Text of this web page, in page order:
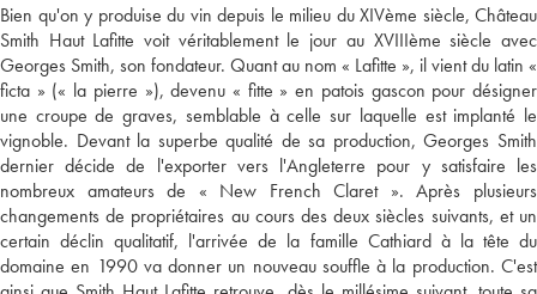
Bien qu'on y produise du vin depuis le milieu du XIVème siècle, Château
Smith Haut Lafitte voit véritablement le jour au XVIIIème siècle avec
Georges Smith, son fondateur. Quant au nom « Lafitte », il vient du latin «
ficta » (« la pierre »), devenu « fitte » en patois gascon pour désigner
une croupe de graves, semblable à celle sur laquelle est implanté le
vignoble. Devant la superbe qualité de sa production, Georges Smith
dernier décide de l'exporter vers l'Angleterre pour y satisfaire les
nombreux amateurs de « New French Claret ». Après plusieurs
changements de propriétaires au cours des deux siècles suivants, et un
certain déclin qualitatif, l'arrivée de la famille Cathiard à la tête du
domaine en 1990 va donner un nouveau souffle à la production. C'est